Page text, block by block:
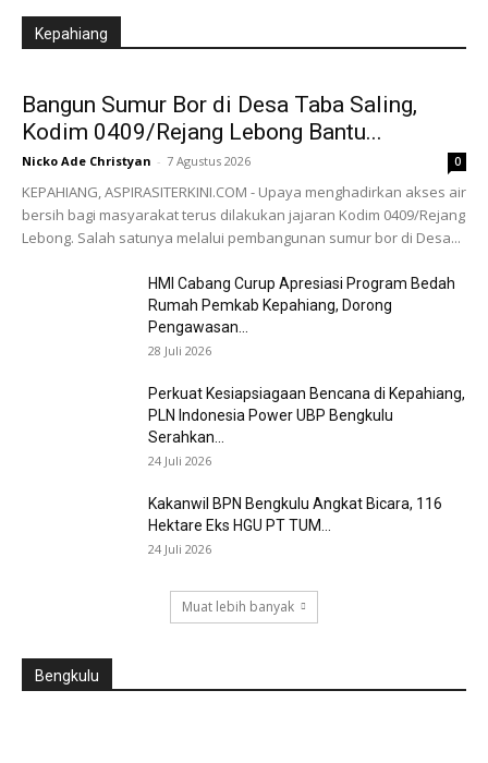
Kepahiang
Bangun Sumur Bor di Desa Taba Saling,
Kodim 0409/Rejang Lebong Bantu...
Nicko Ade Christyan - 7 Agustus 2026 0
KEPAHIANG, ASPIRASITERKINI.COM - Upaya menghadirkan akses air
bersih bagi masyarakat terus dilakukan jajaran Kodim 0409/Rejang
Lebong. Salah satunya melalui pembangunan sumur bor di Desa...
HMI Cabang Curup Apresiasi Program Bedah
Rumah Pemkab Kepahiang, Dorong
Pengawasan...
28 Juli 2026
Perkuat Kesiapsiagaan Bencana di Kepahiang,
PLN Indonesia Power UBP Bengkulu
Serahkan...
24 Juli 2026
Kakanwil BPN Bengkulu Angkat Bicara, 116
Hektare Eks HGU PT TUM...
24 Juli 2026
Muat lebih banyak
Bengkulu